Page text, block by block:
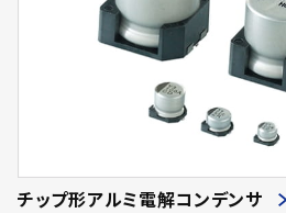
チップ形アルミ電解コンデンサ